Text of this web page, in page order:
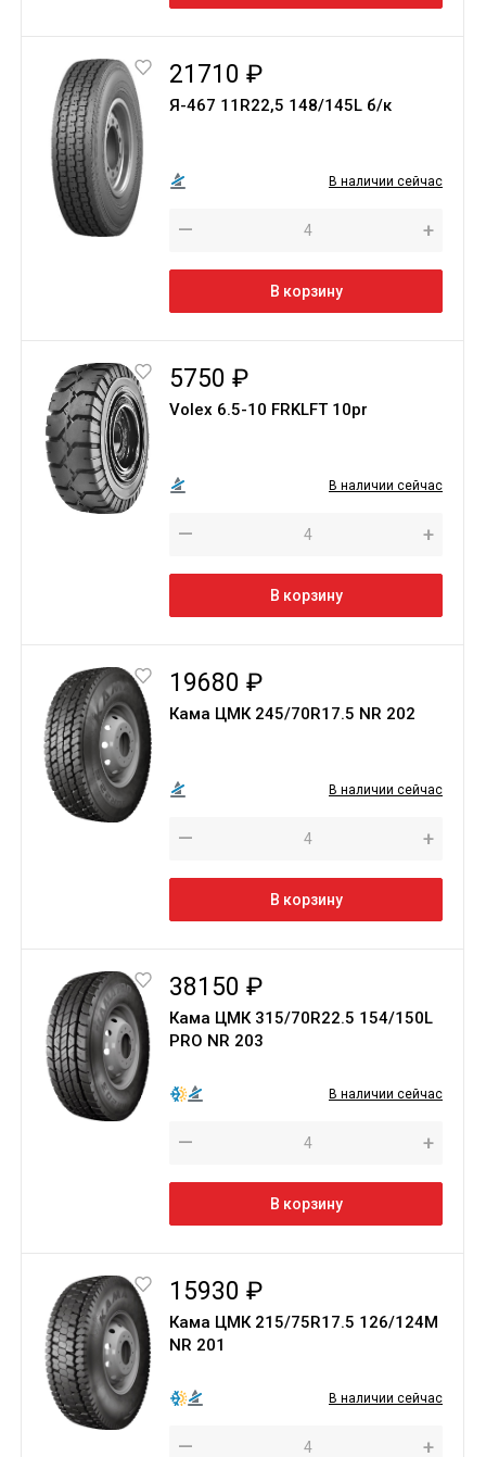
21710 ₽
Я-467 11R22,5 148/145L б/к
В наличии сейчас
— +
В корзину
5750 ₽
Volex 6.5-10 FRKLFT 10pr
В наличии сейчас
— +
В корзину
19680 ₽
Кама ЦМК 245/70R17.5 NR 202
В наличии сейчас
— +
В корзину
38150 ₽
Кама ЦМК 315/70R22.5 154/150L
PRO NR 203
В наличии сейчас
— +
В корзину
15930 ₽
Кама ЦМК 215/75R17.5 126/124M
NR 201
В наличии сейчас
— +